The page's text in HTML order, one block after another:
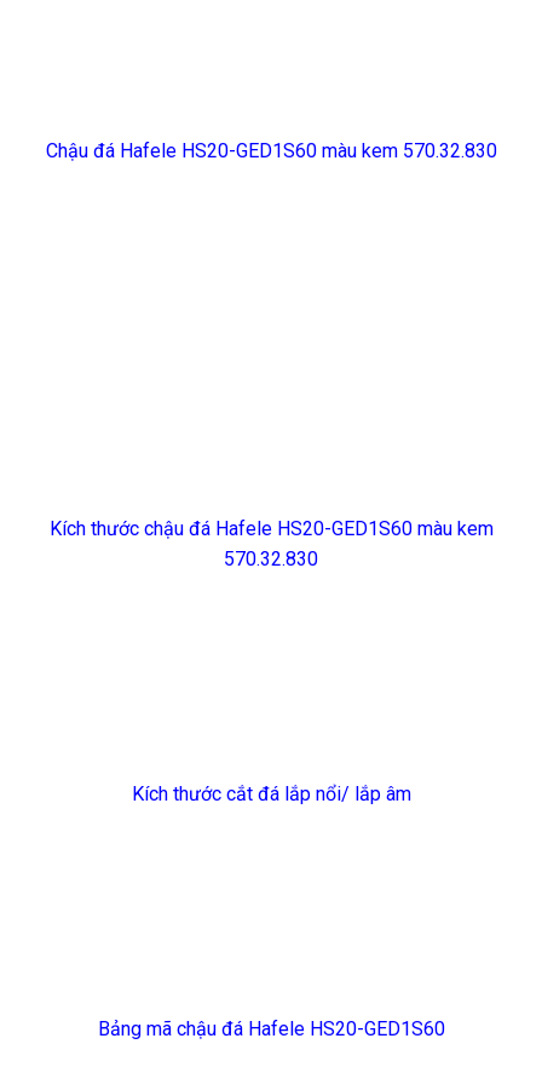
Chậu đá Hafele HS20-GED1S60 màu kem 570.32.830
Kích thước chậu đá Hafele HS20-GED1S60 màu kem
570.32.830
Kích thước cắt đá lắp nổi/ lắp âm
Bảng mã chậu đá Hafele HS20-GED1S60